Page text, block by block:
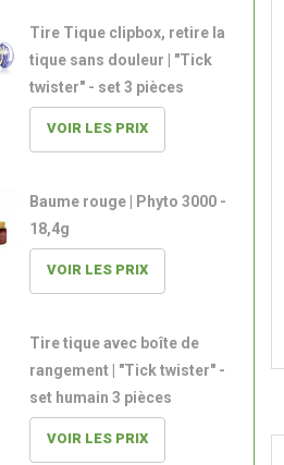
Tire Tique clipbox, retire la
tique sans douleur | "Tick
twister" - set 3 pièces
VOIR LES PRIX
Baume rouge | Phyto 3000 -
18,4g
VOIR LES PRIX
Tire tique avec boîte de
rangement | "Tick twister" -
set humain 3 pièces
VOIR LES PRIX